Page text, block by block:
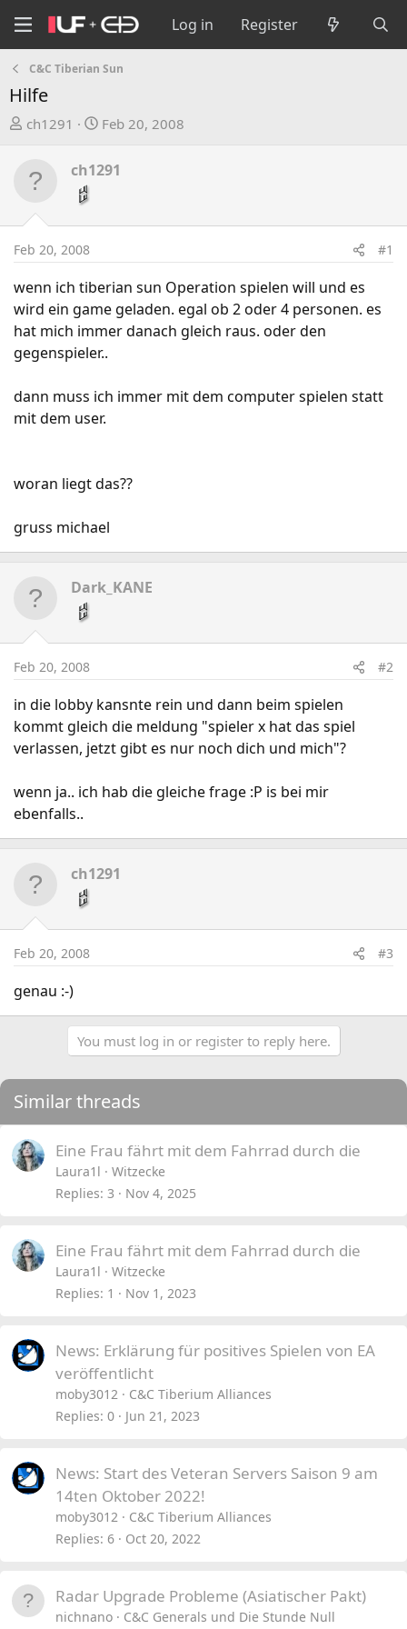
Log in Register
C&C Tiberian Sun
Hilfe
T
e
d
s
t
a
r
e
r
ch1291
S
a
d
t
e
Feb 20, 2008
ch1291
Feb 20, 2008 #1
wenn ich tiberian sun Operation spielen will und es
wird ein game geladen. egal ob 2 oder 4 personen. es
hat mich immer danach gleich raus. oder den
gegenspieler..
dann muss ich immer mit dem computer spielen statt
mit dem user.
woran liegt das??
gruss michael
Dark_KANE
Feb 20, 2008 #2
in die lobby kansnte rein und dann beim spielen
kommt gleich die meldung "spieler x hat das spiel
verlassen, jetzt gibt es nur noch dich und mich"?
wenn ja.. ich hab die gleiche frage :P is bei mir
ebenfalls..
ch1291
Feb 20, 2008 #3
genau :-)
You must log in or register to reply here.
Similar threads
Eine Frau fährt mit dem Fahrrad durch die
Laura1l
Witzecke
Replies 3 Nov 4, 2025
Eine Frau fährt mit dem Fahrrad durch die
Laura1l
Witzecke
Replies 1 Nov 1, 2023
News: Erklärung für positives Spielen von EA
veröffentlicht
moby3012
C&C Tiberium Alliances
Replies 0 Jun 21, 2023
News: Start des Veteran Servers Saison 9 am
14ten Oktober 2022!
moby3012
C&C Tiberium Alliances
Replies 6 Oct 20, 2022
Radar Upgrade Probleme (Asiatischer Pakt)
nichnano
C&C Generals und Die Stunde Null